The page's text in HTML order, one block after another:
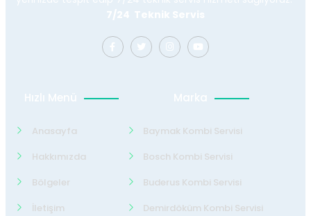
7/24 Teknik Servis
Hızlı Menü
Anasayfa
Hakkımızda
Bölgeler
İletişim
Marka
Baymak Kombi Servisi
Bosch Kombi Servisi
Buderus Kombi Servisi
Demirdöküm Kombi Servisi